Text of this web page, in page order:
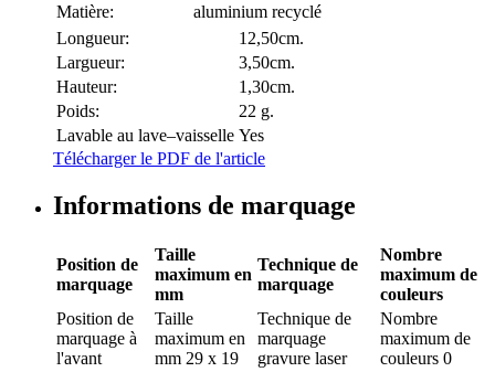
Matière:
aluminium recyclé
Longueur:
12,50cm.
Largueur:
3,50cm.
Hauteur:
1,30cm.
Poids:
22 g.
Lavable au lave–vaisselle Yes
Télécharger le PDF de l'article
Informations de marquage
Position de
marquage
Taille
maximum en
mm
Technique de
marquage
Nombre
maximum de
couleurs
Position de
marquage à
l'avant
Taille
maximum en
mm 29 x 19
Technique de
marquage
gravure laser
Nombre
maximum de
couleurs 0